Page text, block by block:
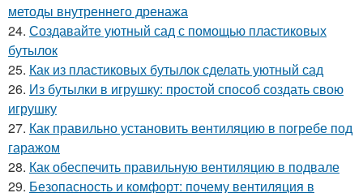
методы внутреннего дренажа
24. Создавайте уютный сад с помощью пластиковых
бутылок
25. Как из пластиковых бутылок сделать уютный сад
26. Из бутылки в игрушку: простой способ создать свою
игрушку
27. Как правильно установить вентиляцию в погребе под
гаражом
28. Как обеспечить правильную вентиляцию в подвале
29. Безопасность и комфорт: почему вентиляция в